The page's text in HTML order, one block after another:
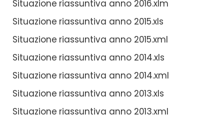
Situazione riassuntiva anno 2016.xlm
Situazione riassuntiva anno 2015.xls
Situazione riassuntiva anno 2015.xml
Situazione riassuntiva anno 2014.xls
Situazione riassuntiva anno 2014.xml
Situazione riassuntiva anno 2013.xls
Situazione riassuntiva anno 2013.xml